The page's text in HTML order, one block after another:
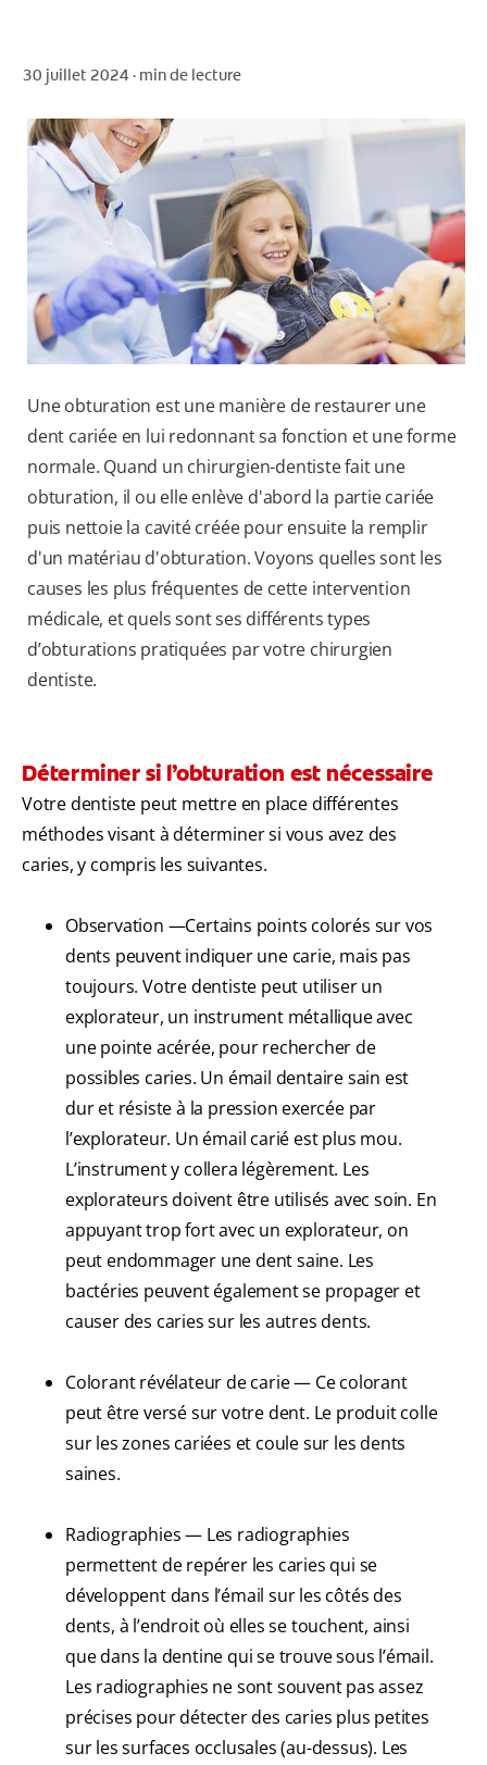
30 juillet 2024 · min de lecture
Une obturation est une manière de restaurer une
dent cariée en lui redonnant sa fonction et une forme
normale. Quand un chirurgien-dentiste fait une
obturation, il ou elle enlève d'abord la partie cariée
puis nettoie la cavité créée pour ensuite la remplir
d'un matériau d'obturation. Voyons quelles sont les
causes les plus fréquentes de cette intervention
médicale, et quels sont ses différents types
d’obturations pratiquées par votre chirurgien
dentiste.
Déterminer si l’obturation est nécessaire
Votre dentiste peut mettre en place différentes
méthodes visant à déterminer si vous avez des
caries, y compris les suivantes.
Observation —Certains points colorés sur vos
dents peuvent indiquer une carie, mais pas
toujours. Votre dentiste peut utiliser un
explorateur, un instrument métallique avec
une pointe acérée, pour rechercher de
possibles caries. Un émail dentaire sain est
dur et résiste à la pression exercée par
l’explorateur. Un émail carié est plus mou.
L’instrument y collera légèrement. Les
explorateurs doivent être utilisés avec soin. En
appuyant trop fort avec un explorateur, on
peut endommager une dent saine. Les
bactéries peuvent également se propager et
causer des caries sur les autres dents.
Colorant révélateur de carie — Ce colorant
peut être versé sur votre dent. Le produit colle
sur les zones cariées et coule sur les dents
saines.
Radiographies — Les radiographies
permettent de repérer les caries qui se
développent dans l’émail sur les côtés des
dents, à l’endroit où elles se touchent, ainsi
que dans la dentine qui se trouve sous l’émail.
Les radiographies ne sont souvent pas assez
précises pour détecter des caries plus petites
sur les surfaces occlusales (au-dessus). Les